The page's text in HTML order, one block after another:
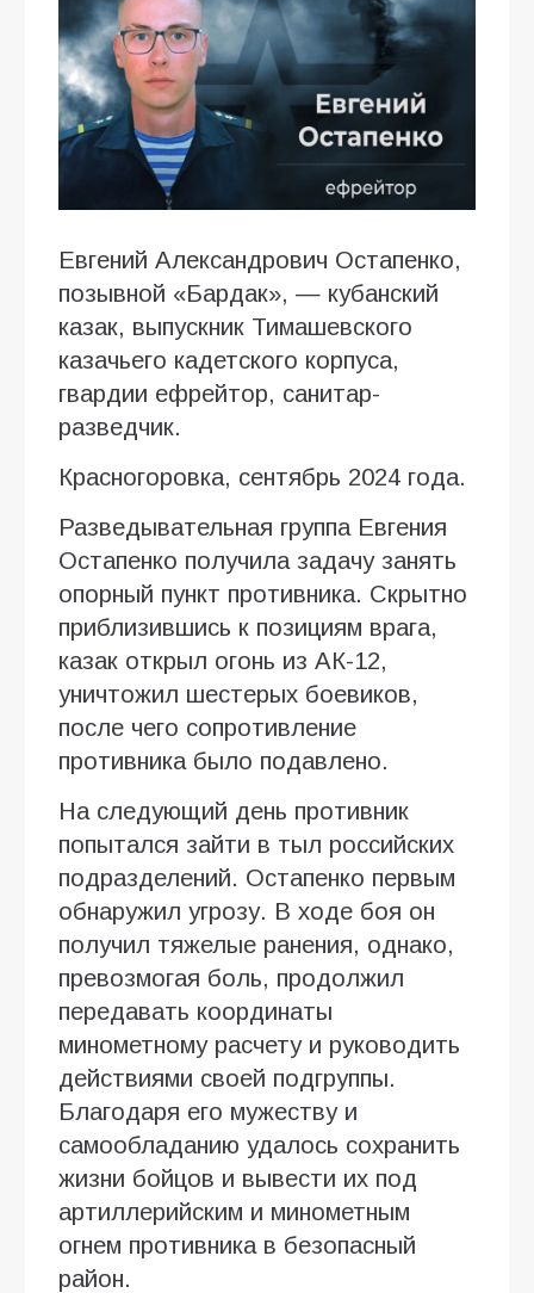
Евгений Александрович Остапенко,
позывной «Бардак», — кубанский
казак, выпускник Тимашевского
казачьего кадетского корпуса,
гвардии ефрейтор, санитар-
разведчик.
Красногоровка, сентябрь 2024 года.
Разведывательная группа Евгения
Остапенко получила задачу занять
опорный пункт противника. Скрытно
приблизившись к позициям врага,
казак открыл огонь из АК-12,
уничтожил шестерых боевиков,
после чего сопротивление
противника было подавлено.
На следующий день противник
попытался зайти в тыл российских
подразделений. Остапенко первым
обнаружил угрозу. В ходе боя он
получил тяжелые ранения, однако,
превозмогая боль, продолжил
передавать координаты
минометному расчету и руководить
действиями своей подгруппы.
Благодаря его мужеству и
самообладанию удалось сохранить
жизни бойцов и вывести их под
артиллерийским и минометным
огнем противника в безопасный
район.